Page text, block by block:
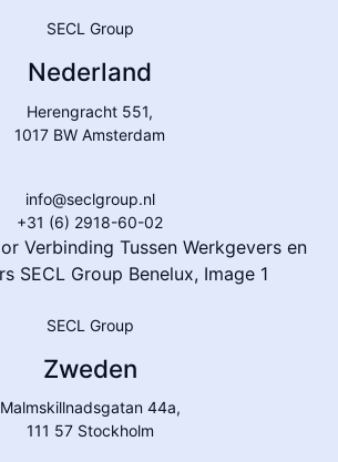
SECL Group
Nederland
Herengracht 551,
1017 BW Amsterdam
info@seclgroup.nl
+31 (6) 2918-60-02
SECL Group
Zweden
Malmskillnadsgatan 44a,
111 57 Stockholm